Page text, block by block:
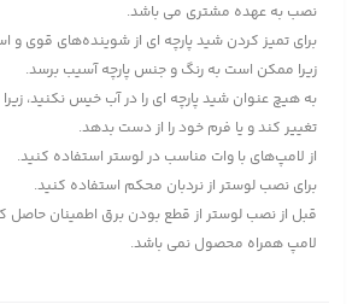
نصب به عهده مشتری می باشد.
برای تمیز کردن شید پارچه ای از شوینده‌های قوی و
زیرا ممکن است به رنگ و جنس پارچه آسیب برسد.
به هیچ عنوان شید پارچه ای را در آب خیس نکنید،
تغییر کند و یا فرم خود را از دست بدهد.
از لامپ‌های با وات مناسب در لوستر استفاده کنید.
برای نصب لوستر از نردبان محکم استفاده کنید.
قبل از نصب لوستر از قطع بودن برق اطمینان حاصل
لامپ همراه محصول نمی باشد.